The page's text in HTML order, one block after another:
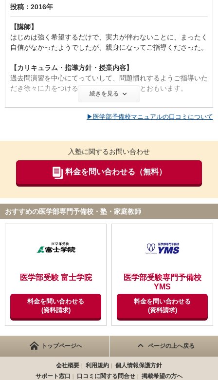
投稿：2016年
【講師】
はじめは強く希望するだけで、実力が伴わないことに、まったく
自信がなかったようでしたが、親身になってご指導くださった。
【カリキュラム・指導方針・授業内容】
過去問演習を中心にてっていして、問題慣れするようご指導いた
だき徐々に力をつけることができよかったとおもいます。
【校舎内外の環境について（自習室、交通の便、治安、立地な
でしたが、自習室の席数は少なかった。
【料金】
基本料金は標準でしたが、定期テスト対応講座、冬季講座、本番
直前講座などは、別だったので、予想よりかかった。
【良かった点（改善してほしい点） 】
みるみる力をつけ、自信がついたようで、家でもすごい集中して
励んでいる様子に、先生との信頼関係がえいきょうしていること
不適切な口コミを報告する
続きを見る
▶医学部予備校マニュアルの口コミについて
入塾に関するお問い合わせ
料金を問い合わせる（無料）
おすすめの医学部専門予備校・塾・家庭教師
医学部受験 富士学院
料金を問い合わせる
(資料請求)
医学部受験専門予備校
YMS
料金を問い合わせる
(資料請求)
トップページへ ページの上へ戻る
会社概要 利用規約
個人情報保護方針
サポート窓口
口コミに関する問合せ 掲載希望の方へ